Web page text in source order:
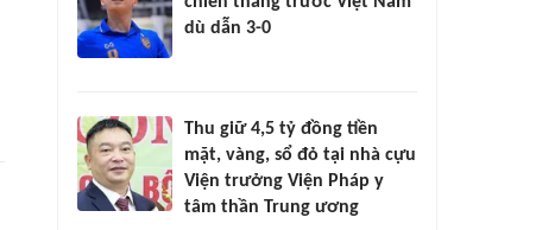
dù dẫn 3-0
Thu giữ 4,5 tỷ đồng tiền
mặt, vàng, sổ đỏ tại nhà cựu
Viện trưởng Viện Pháp y
tâm thần Trung ương